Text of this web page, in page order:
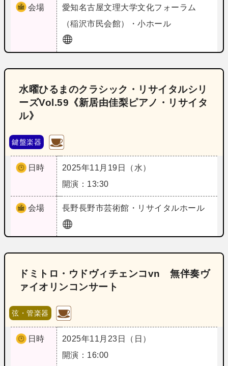
会場 愛知名古屋文理大学文化フォーラム
（稲沢市民会館）・小ホール
水曜ひるまのクラシック・リサイタルシリ
ーズVol.59《新居由佳梨ピアノ・リサイタ
ル》
鍵盤楽器
日時
2025年11月19日（水）
開演：13:30
会場 長野長野市芸術館・リサイタルホール
ドミトロ・ウドヴィチェンコvn 無伴奏ヴ
ァイオリンコンサート
弦・管楽器
日時
2025年11月23日（日）
開演：16:00